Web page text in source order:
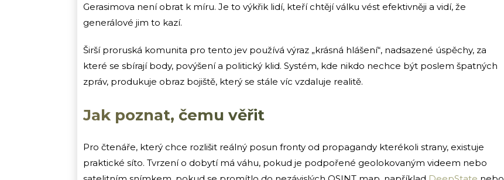
Gerasimova není obrat k míru. Je to výkřik lidí, kteří chtějí válku vést efektivněji a vidí, že
generálové jim to kazí.
Širší proruská komunita pro tento jev používá výraz „krásná hlášení“, nadsazené úspěchy, za
které se sbírají body, povýšení a politický klid. Systém, kde nikdo nechce být poslem špatných
zpráv, produkuje obraz bojiště, který se stále víc vzdaluje realitě.
Jak poznat, čemu věřit
Pro čtenáře, který chce rozlišit reálný posun fronty od propagandy kterékoli strany, existuje
praktické síto. Tvrzení o dobytí má váhu, pokud je podpořené geolokovaným videem nebo